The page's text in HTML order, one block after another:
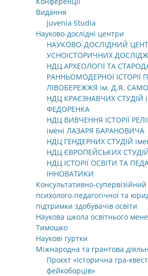
Видання
Juvenia Studia
Науково-дослідні центри
НАУКОВО-ДОСЛІДНИЙ
УСНОІСТОРИЧНИХ
НДЦ АРХЕОЛОГІЇ ТА
РАННЬОМОДЕРНОЇ ІСТОРІЇ
ЛІВОБЕРЕЖЖЯ ім. Д.Я.
НДЦ КРАЄЗНАВЧИХ СТУДІЙ
ФЕДОРЕНКА
НДЦ ВИВЧЕННЯ ІСТОРІЇ
імені ЛАЗАРЯ БАРАНОВИЧА
НДЦ ГЕНДЕРНИХ СТУДІЙ
НДЦ ЄВРОПЕЙСЬКИХ
НДЦ ІСТОРІЇ ОСВІТИ ТА
ІННОВАТИКИ
Консультативно-
психолого-педагогічної та
підтримки здобувачів освіти
Наукова школа освітнього
Тимошко
Наукові гуртки
Міжнародна та грантова
Проєкт «Історична гра-
фейкоборців»